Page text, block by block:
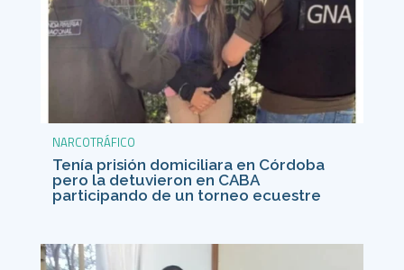
NARCOTRÁFICO
Tenía prisión domiciliara en Córdoba
pero la detuvieron en CABA
participando de un torneo ecuestre